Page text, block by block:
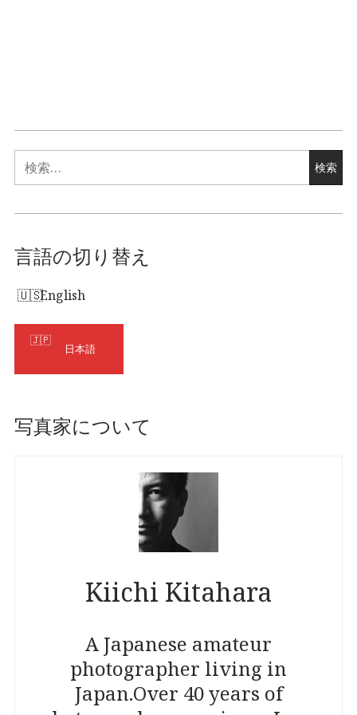
索:
言語の切り替え
English
日本語
写真家について
Kiichi Kitahara
A Japanese amateur
photographer living in
Japan.Over 40 years of